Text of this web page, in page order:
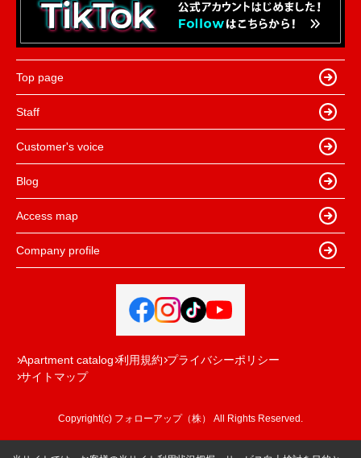
Top page
Staff
Customer's voice
Blog
Access map
Company profile
Apartment catalog 利用規約 プライバシーポリシー
サイトマップ
Copyright(c) フォローアップ（株） All Rights Reserved.